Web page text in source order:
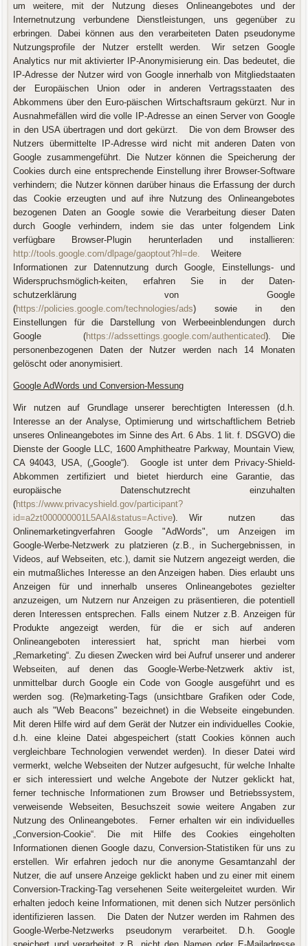
um weitere, mit der Nutzung dieses Onlineangebotes und der
Internetnutzung verbundene Dienstleistungen, uns gegenüber zu
erbringen. Dabei können aus den verarbeiteten Daten pseudonyme
Nutzungsprofile der Nutzer erstellt werden. Wir setzen Google
Analytics nur mit aktivierter IP-Anonymisierung ein. Das bedeutet, die
IP-Adresse der Nutzer wird von Google innerhalb von Mitgliedstaaten
der Europäischen Union oder in anderen Vertragsstaaten des
Abkommens über den Euro-päischen Wirtschaftsraum gekürzt. Nur in
Ausnahmefällen wird die volle IP-Adresse an einen Server von Google
in den USA übertragen und dort gekürzt. Die von dem Browser des
Nutzers übermittelte IP-Adresse wird nicht mit anderen Daten von
Google zusammengeführt. Die Nutzer können die Speicherung der
Cookies durch eine entsprechende Einstellung ihrer Browser-Software
verhindern; die Nutzer können darüber hinaus die Erfassung der durch
das Cookie erzeugten und auf ihre Nutzung des Onlineangebotes
bezogenen Daten an Google sowie die Verarbeitung dieser Daten
durch Google verhindern, indem sie das unter folgendem Link
verfügbare Browser-Plugin herunterladen und installieren:
http://tools.google.com/dlpage/gaoptout?hl=de. Weitere
Informationen zur Datennutzung durch Google, Einstellungs- und
Widerspruchsmöglich-keiten, erfahren Sie in der Daten-
schutzerklärung von Google
(https://policies.google.com/technologies/ads) sowie in den
Einstellungen für die Darstellung von Werbeeinblendungen durch
Google (https://adssettings.google.com/authenticated). Die
personenbezogenen Daten der Nutzer werden nach 14 Monaten
gelöscht oder anonymisiert.
Google AdWords und Conversion-Messung
Wir nutzen auf Grundlage unserer berechtigten Interessen (d.h.
Interesse an der Analyse, Optimierung und wirtschaftlichem Betrieb
unseres Onlineangebotes im Sinne des Art. 6 Abs. 1 lit. f. DSGVO) die
Dienste der Google LLC, 1600 Amphitheatre Parkway, Mountain View,
CA 94043, USA, („Google“). Google ist unter dem Privacy-Shield-
Abkommen zertifiziert und bietet hierdurch eine Garantie, das
europäische Datenschutzrecht einzuhalten
(https://www.privacyshield.gov/participant?
id=a2zt000000001L5AAI&status=Active). Wir nutzen das
Onlinemarketingverfahren Google "AdWords", um Anzeigen im
Google-Werbe-Netzwerk zu platzieren (z.B., in Suchergebnissen, in
Videos, auf Webseiten, etc.), damit sie Nutzern angezeigt werden, die
ein mutmaßliches Interesse an den Anzeigen haben. Dies erlaubt uns
Anzeigen für und innerhalb unseres Onlineangebotes gezielter
anzuzeigen, um Nutzern nur Anzeigen zu präsentieren, die potentiell
deren Interessen entsprechen. Falls einem Nutzer z.B. Anzeigen für
Produkte angezeigt werden, für die er sich auf anderen
Onlineangeboten interessiert hat, spricht man hierbei vom
„Remarketing“. Zu diesen Zwecken wird bei Aufruf unserer und anderer
Webseiten, auf denen das Google-Werbe-Netzwerk aktiv ist,
unmittelbar durch Google ein Code von Google ausgeführt und es
werden sog. (Re)marketing-Tags (unsichtbare Grafiken oder Code,
auch als "Web Beacons" bezeichnet) in die Webseite eingebunden.
Mit deren Hilfe wird auf dem Gerät der Nutzer ein individuelles Cookie,
d.h. eine kleine Datei abgespeichert (statt Cookies können auch
vergleichbare Technologien verwendet werden). In dieser Datei wird
vermerkt, welche Webseiten der Nutzer aufgesucht, für welche Inhalte
er sich interessiert und welche Angebote der Nutzer geklickt hat,
ferner technische Informationen zum Browser und Betriebssystem,
verweisende Webseiten, Besuchszeit sowie weitere Angaben zur
Nutzung des Onlineangebotes. Ferner erhalten wir ein individuelles
„Conversion-Cookie“. Die mit Hilfe des Cookies eingeholten
Informationen dienen Google dazu, Conversion-Statistiken für uns zu
erstellen. Wir erfahren jedoch nur die anonyme Gesamtanzahl der
Nutzer, die auf unsere Anzeige geklickt haben und zu einer mit einem
Conversion-Tracking-Tag versehenen Seite weitergeleitet wurden. Wir
erhalten jedoch keine Informationen, mit denen sich Nutzer persönlich
identifizieren lassen. Die Daten der Nutzer werden im Rahmen des
Google-Werbe-Netzwerks pseudonym verarbeitet. D.h. Google